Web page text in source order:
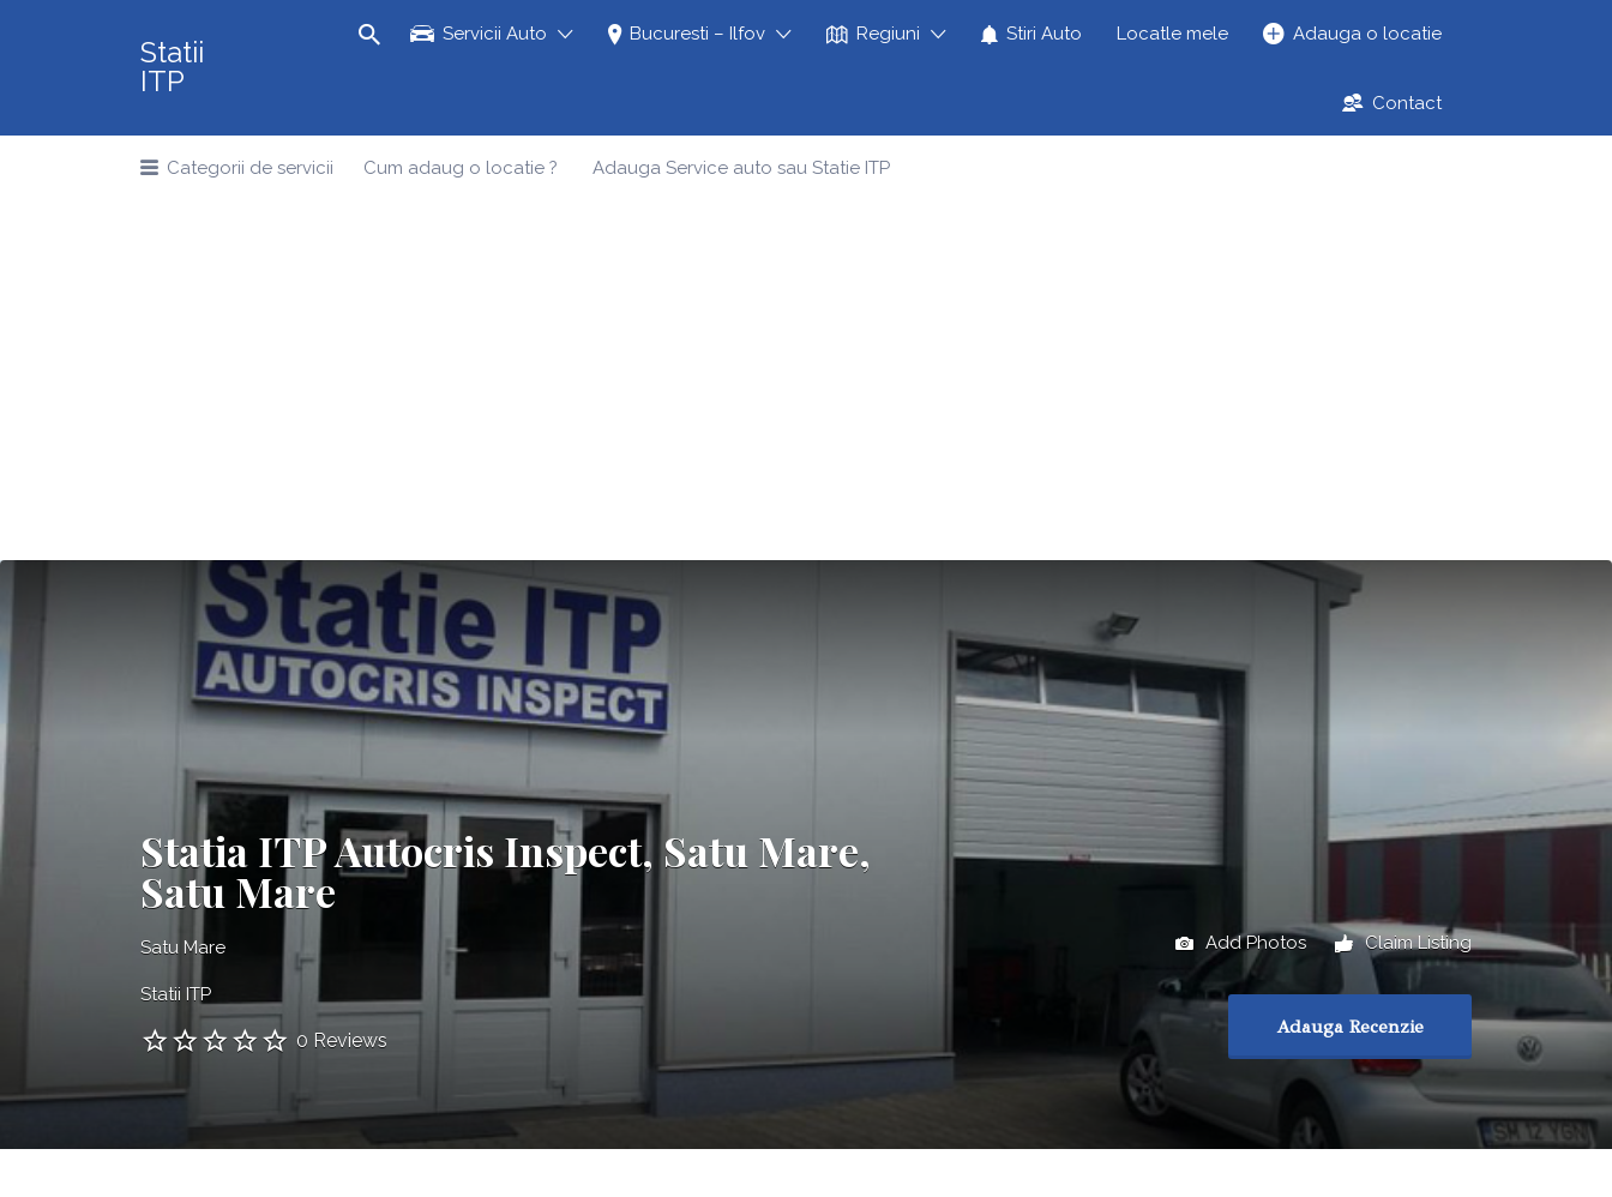
Statii
ITP
Servicii Auto Bucuresti – Ilfov Regiuni Stiri Auto Locatle mele Adauga o locatie
Contact
for:
Categorii de servicii Cum adaug o locatie ? Adauga Service auto sau Statie ITP
Statia ITP Autocris Inspect, Satu Mare,
Satu Mare
Satu Mare
Statii ITP
0 Reviews
Add Photos Claim Listing
Adauga Recenzie